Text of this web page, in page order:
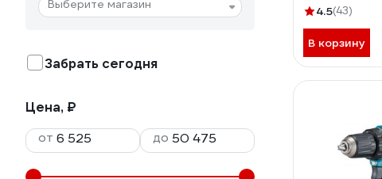
Выберите магазин
Забрать сегодня
Цена, ₽
от
до
у) DF488D002
4.5(43)
В корзину